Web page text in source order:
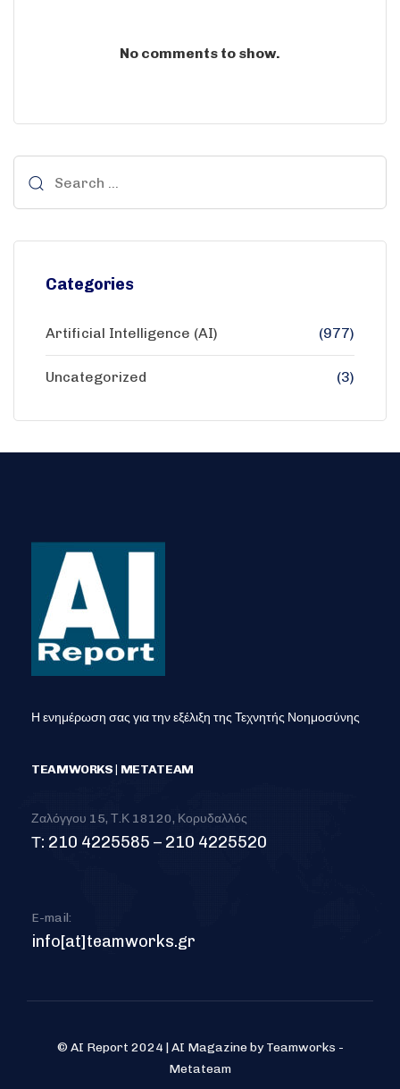
No comments to show.
Categories
Artificial Intelligence (AI) (977)
Uncategorized (3)
Η ενημέρωση σας για την εξέλιξη της Τεχνητής Νοημοσύνης
TEAMWORKS | METATEAM
Ζαλόγγου 15, Τ.Κ 18120, Κορυδαλλός
Τ: 210 4225585 – 210 4225520
E-mail:
info[at]teamworks.gr
© AI Report 2024 | AI Magazine by Teamworks -
Metateam